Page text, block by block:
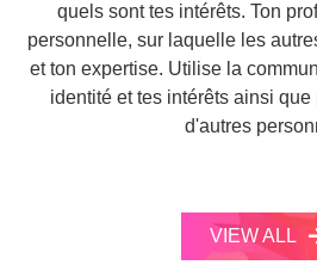
quels sont tes intérêts. Ton
personnelle, sur laquelle les
et ton expertise. Utilise la
identité et tes intérêts ainsi
d'autres
VIEW ALL